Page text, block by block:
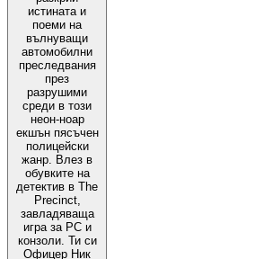
истината и
поеми на
вълнуващи
автомобилни
преследвания
през
разрушими
среди в този
неон-ноар
екшън пясъчен
полицейски
жанр. Влез в
обувките на
детектив в The
Precinct,
завладяваща
игра за PC и
конзоли. Ти си
Офицер Ник